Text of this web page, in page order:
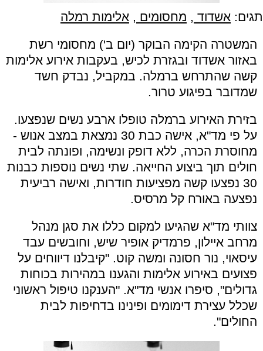
תגים: אשדוד , מחסומים , אלימות רמלה
המשטרה הקימה הבוקר (יום ב') מחסומי רשת
באזור אשדוד ובגזרת לכיש, בעקבות אירוע אלימות
קשה שהתרחש ברמלה. במקביל, נבדק חשד
שמדובר בפיגוע טרור.
בזירת האירוע ברמלה טופלו ארבע נשים שנפצעו.
על פי מד"א, אישה כבת 30 נמצאת במצב אנוש -
מחוסרת הכרה, ללא דופק ונשימה, ופונתה לבית
חולים תוך ביצוע החייאה. שתי נשים נוספות כבנות
30 נפצעו קשה מפציעות חודרות, ואישה רביעית
נפצעה באורח קל מרסיס.
צוותי מד"א שהגיעו למקום כללו את סגן מנהל
מרחב איילון, פרמדיק אופיר שיש, וחובשים עבד
עיסאוי, נור חסונה ומשה קוט. "קיבלנו דיווחים על
פצועים באירוע אלימות והגענו במהירות בכוחות
גדולים", סיפרו אנשי מד"א. "הענקנו טיפול ראשוני
שכלל עצירת דימומים ופינינו בדחיפות לבית
החולים".